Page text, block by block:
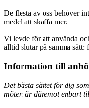
De flesta av oss behöver
medel att skaffa mer.
Vi levde för att använda
alltid slutar på samma sätt:
Information till
Det bästa sättet för dig
möten är däremot enbart